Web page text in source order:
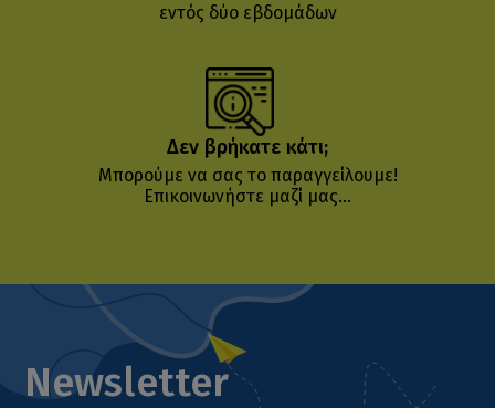
εντός δύο εβδομάδων
Δεν βρήκατε κάτι;
Μπορούμε να σας το παραγγείλουμε!
Επικοινωνήστε μαζί μας...
Newsletter